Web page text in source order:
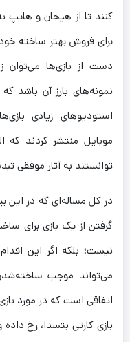
کنند تا از هیجان و هایپ
برای فروش بهتر ساخته
نمونه‌های بارز آن باشد
استودیو‌های زیادی
موبایل منتشر کردند که
توانستند به آثار موفقی
در کل مساله‌ای که در این
گرفتن از یک بازی برای
نیست؛ بلکه اگر این
می‌تواند موجب
اتفاقی است که در مورد
بازی کارتی بتسدا، رخ